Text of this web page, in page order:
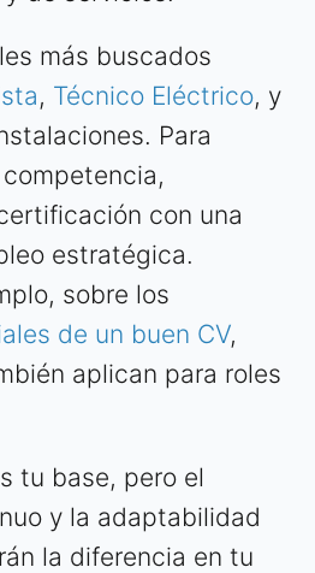
más buscados
, Técnico Eléctrico, y
Para
con una
estratégica.
sobre los
de un buen CV,
aplican para roles
tu base, pero el
y la adaptabilidad
la diferencia en tu